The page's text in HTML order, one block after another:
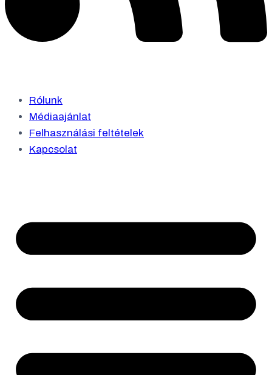
Rólunk
Médiaajánlat
Felhasználási feltételek
Kapcsolat